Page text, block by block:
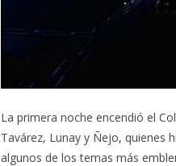
La primera noche encendió el
Tavárez, Lunay y Ñejo, quienes
algunos de los temas más